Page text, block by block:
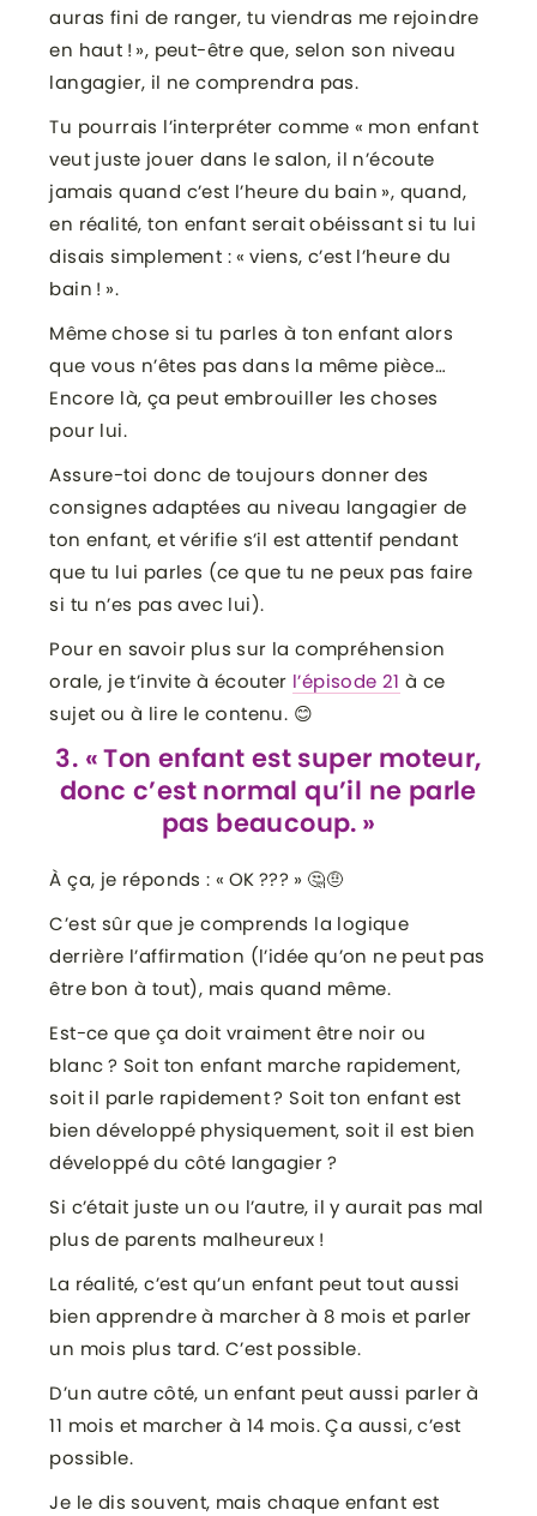
auras fini de ranger, tu viendras me rejoindre
en haut ! », peut-être que, selon son niveau
langagier, il ne comprendra pas.
Tu pourrais l’interpréter comme « mon enfant
veut juste jouer dans le salon, il n’écoute
jamais quand c’est l’heure du bain », quand,
en réalité, ton enfant serait obéissant si tu lui
disais simplement : « viens, c’est l’heure du
bain ! ».
Même chose si tu parles à ton enfant alors
que vous n’êtes pas dans la même pièce…
Encore là, ça peut embrouiller les choses
pour lui.
Assure-toi donc de toujours donner des
consignes adaptées au niveau langagier de
ton enfant, et vérifie s’il est attentif pendant
que tu lui parles (ce que tu ne peux pas faire
si tu n’es pas avec lui).
Pour en savoir plus sur la compréhension
orale, je t’invite à écouter l’épisode 21 à ce
sujet ou à lire le contenu. 😊
3. « Ton enfant est super moteur,
donc c’est normal qu’il ne parle
pas beaucoup. »
À ça, je réponds : « OK ??? » 🤔🤨
C’est sûr que je comprends la logique
derrière l’affirmation (l’idée qu’on ne peut pas
être bon à tout), mais quand même.
Est-ce que ça doit vraiment être noir ou
blanc ? Soit ton enfant marche rapidement,
soit il parle rapidement ? Soit ton enfant est
bien développé physiquement, soit il est bien
développé du côté langagier ?
Si c’était juste un ou l’autre, il y aurait pas mal
plus de parents malheureux !
La réalité, c’est qu’un enfant peut tout aussi
bien apprendre à marcher à 8 mois et parler
un mois plus tard. C’est possible.
D’un autre côté, un enfant peut aussi parler à
11 mois et marcher à 14 mois. Ça aussi, c’est
possible.
Je le dis souvent, mais chaque enfant est